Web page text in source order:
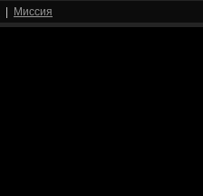
Миссия